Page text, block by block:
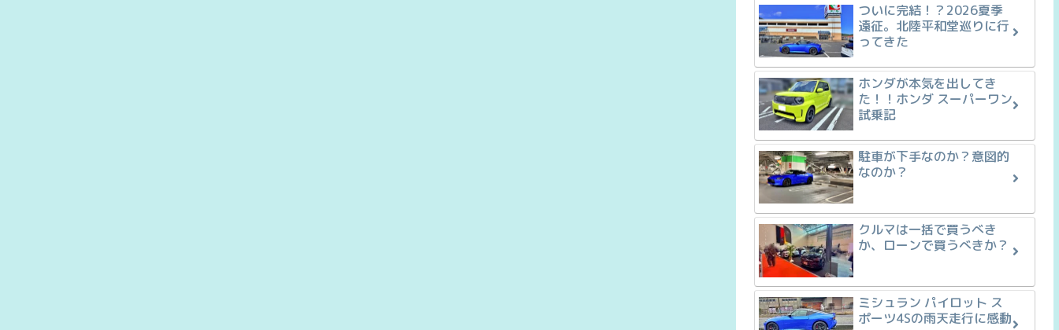
ついに完結！？2026夏季
遠征。北陸平和堂巡りに行
ってきた
ホンダが本気を出してき
た！！ホンダ スーパーワン
試乗記
駐車が下手なのか？意図的
なのか？
クルマは一括で買うべき
か、ローンで買うべきか？
ミシュラン パイロット ス
ポーツ4Sの雨天走行に感動